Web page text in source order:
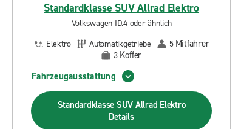
Standardklasse SUV Allrad Elektro
Volkswagen ID.4 oder ähnlich
Elektro
Automatikgetriebe 5 Mitfahrer
3 Koffer
Fahrzeugausstattung
Standardklasse SUV Allrad Elektro
Details